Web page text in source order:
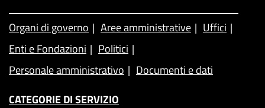
Organi di governo Aree amministrative
Uffici
Enti e Fondazioni
Politici
Personale amministrativo
Documenti e dati
CATEGORIE DI SERVIZIO